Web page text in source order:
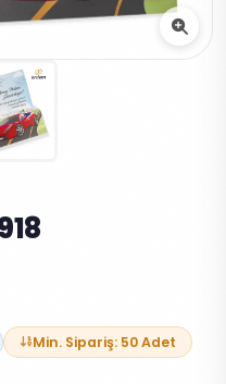
Min. Sipariş: 50 Adet